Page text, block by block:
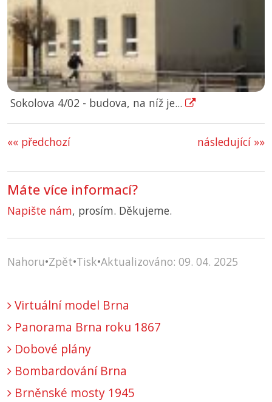
Sokolova 4/02 - budova, na níž je...
«« předchozí následující »»
Máte více informací?
Napište nám, prosím. Děkujeme.
Nahoru•Zpět•Tisk•Aktualizováno: 09. 04. 2025
Virtuální model Brna
Panorama Brna roku 1867
Dobové plány
Bombardování Brna
Brněnské mosty 1945